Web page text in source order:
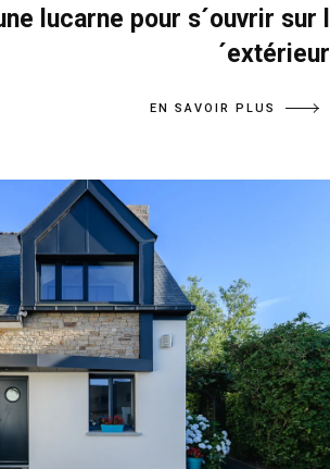
lucarne pour s´ouvrir sur l
´extérieur
EN SAVOIR PLUS